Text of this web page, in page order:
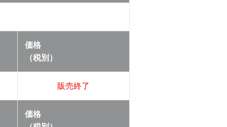
価格
（税別）
販売終了
価格